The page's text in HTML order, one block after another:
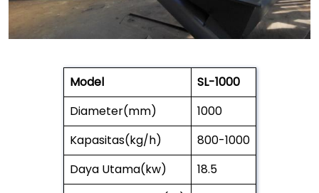
Model
SL-1000
Diameter(mm)
1000
Kapasitas(kg/h)
800-1000
Daya Utama(kw)
18.5